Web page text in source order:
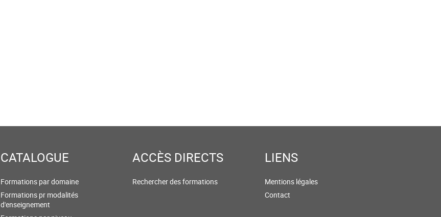
CATALOGUE
Formations par domaine
Formations pr modalités
d'enseignement
ACCÈS DIRECTS
Rechercher des formations
LIENS
Mentions légales
Contact